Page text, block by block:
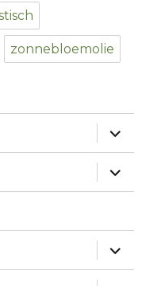
zonnebloemolie
expand
child
menu
expand
child
menu
expand
child
menu